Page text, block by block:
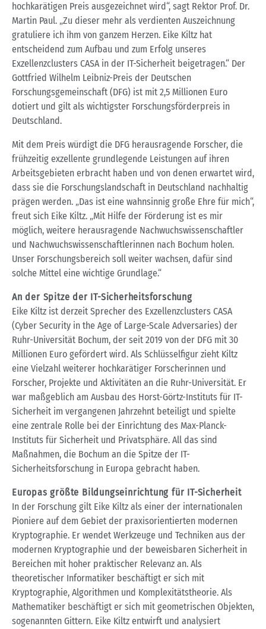
hochkarätigen Preis ausgezeichnet wird“, sagt Rektor Prof. Dr.
Martin Paul. „Zu dieser mehr als verdienten Auszeichnung
gratuliere ich ihm von ganzem Herzen. Eike Kiltz hat
entscheidend zum Aufbau und zum Erfolg unseres
Exzellenzclusters CASA in der IT-Sicherheit beigetragen.“ Der
Gottfried Wilhelm Leibniz-Preis der Deutschen
Forschungsgemeinschaft (DFG) ist mit 2,5 Millionen Euro
dotiert und gilt als wichtigster Forschungsförderpreis in
Deutschland.
Mit dem Preis würdigt die DFG herausragende Forscher, die
frühzeitig exzellente grundlegende Leistungen auf ihren
Arbeitsgebieten erbracht haben und von denen erwartet wird,
dass sie die Forschungslandschaft in Deutschland nachhaltig
prägen werden. „Das ist eine wahnsinnig große Ehre für mich“,
freut sich Eike Kiltz. „Mit Hilfe der Förderung ist es mir
möglich, weitere herausragende Nachwuchswissenschaftler
und Nachwuchswissenschaftlerinnen nach Bochum holen.
Unser Forschungsbereich soll weiter wachsen, dafür sind
solche Mittel eine wichtige Grundlage.“
An der Spitze der IT-Sicherheitsforschung
Eike Kiltz ist derzeit Sprecher des Exzellenzclusters CASA
(Cyber Security in the Age of Large-Scale Adversaries) der
Ruhr-Universität Bochum, der seit 2019 von der DFG mit 30
Millionen Euro gefördert wird. Als Schlüsselfigur zieht Kiltz
eine Vielzahl weiterer hochkarätiger Forscherinnen und
Forscher, Projekte und Aktivitäten an die Ruhr-Universität. Er
war maßgeblich am Ausbau des Horst-Görtz-Instituts für IT-
Sicherheit im vergangenen Jahrzehnt beteiligt und spielte
eine zentrale Rolle bei der Einrichtung des Max-Planck-
Instituts für Sicherheit und Privatsphäre. All das sind
Maßnahmen, die Bochum an die Spitze der IT-
Sicherheitsforschung in Europa gebracht haben.
Europas größte Bildungseinrichtung für IT-Sicherheit
In der Forschung gilt Eike Kiltz als einer der internationalen
Pioniere auf dem Gebiet der praxisorientierten modernen
Kryptographie. Er wendet Werkzeuge und Techniken aus der
modernen Kryptographie und der beweisbaren Sicherheit in
Bereichen mit hoher praktischer Relevanz an. Als
theoretischer Informatiker beschäftigt er sich mit
Kryptographie, Algorithmen und Komplexitätstheorie. Als
Mathematiker beschäftigt er sich mit geometrischen Objekten,
sogenannten Gittern. Eike Kiltz entwirft und analysiert